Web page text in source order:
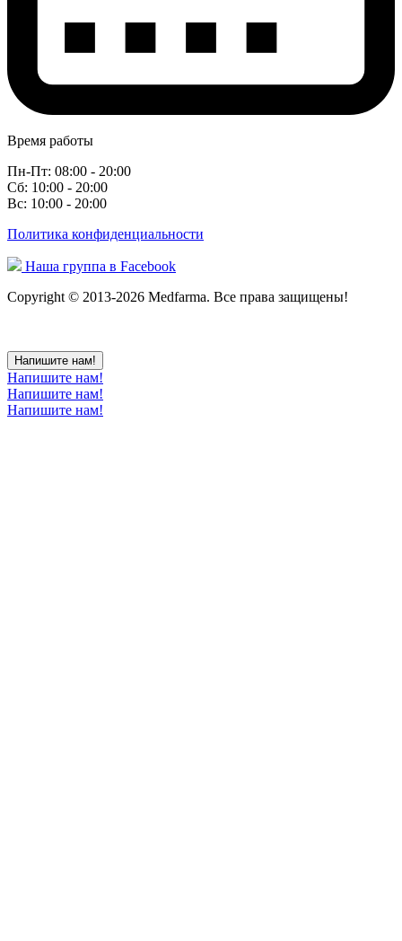
Время работы
Пн-Пт: 08:00 - 20:00
Сб: 10:00 - 20:00
Вс: 10:00 - 20:00
Политика конфиденциальности
Наша группа в Facebook
Copyright © 2013-2026 Medfarma. Все права защищены!
Напишите нам!
Напишите нам!
Напишите нам!
Напишите нам!